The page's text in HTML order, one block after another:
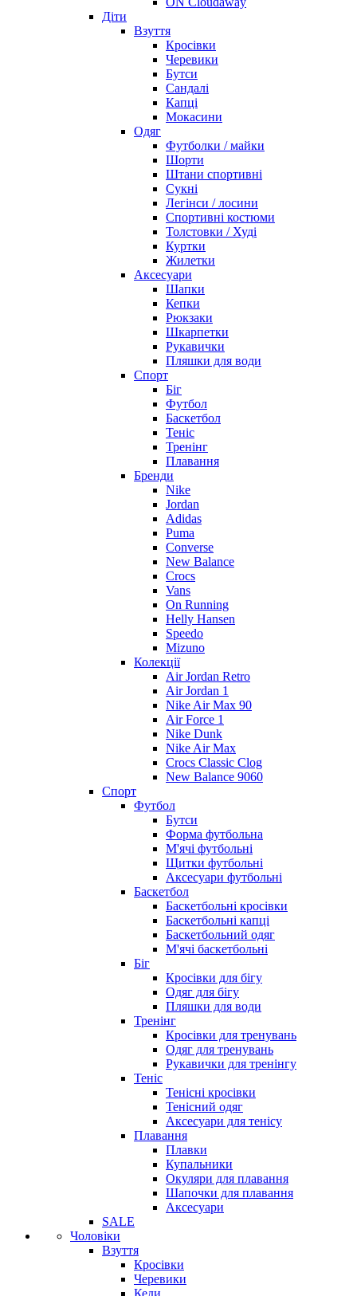
Діти
Взуття
Кросівки
Черевики
Бутси
Сандалі
Капці
Мокасини
Одяг
Футболки / майки
Шорти
Штани спортивні
Сукні
Легінси / лосини
Спортивні костюми
Толстовки / Худі
Куртки
Жилетки
Аксесуари
Шапки
Кепки
Рюкзаки
Шкарпетки
Рукавички
Пляшки для води
Спорт
Біг
Футбол
Баскетбол
Теніс
Тренінг
Плавання
Бренди
Nike
Jordan
Adidas
Puma
Converse
New Balance
Crocs
Vans
On Running
Helly Hansen
Speedo
Mizuno
Колекції
Air Jordan Retro
Air Jordan 1
Nike Air Max 90
Air Force 1
Nike Dunk
Nike Air Max
Crocs Classic Clog
New Balance 9060
Спорт
Футбол
Бутси
Форма футбольна
М'ячі футбольні
Щитки футбольні
Аксесуари футбольні
Баскетбол
Баскетбольні кросівки
Баскетбольні капці
Баскетбольний одяг
М'ячі баскетбольні
Біг
Кросівки для бігу
Одяг для бігу
Пляшки для води
Тренінг
Кросівки для тренувань
Одяг для тренувань
Рукавички для тренінгу
Теніс
Тенісні кросівки
Тенісний одяг
Аксесуари для тенісу
Плавання
Плавки
Купальники
Окуляри для плавання
Шапочки для плавання
Аксесуари
SALE
Чоловіки
Взуття
Кросівки
Черевики
Кеди